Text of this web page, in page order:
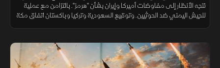
لبنان
تتجه الأنظار إلى مفاوضات أميركا وإيران بشأن "هرمز". بالتزامن مع عملية
للجيش اليمني ضد الحوثيين. وتوقيع السعودية وتركيا وباكستان اتفاق مكة